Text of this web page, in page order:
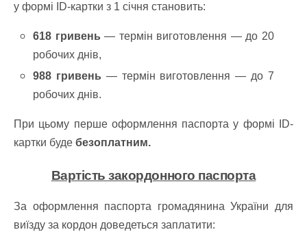
у формі ID-картки з 1 січня становить:
618 гривень — термін виготовлення — до 20
робочих днів,
988 гривень — термін виготовлення — до 7
робочих днів.
При цьому перше оформлення паспорта у формі ID-
картки буде безоплатним.
Вартість закордонного паспорта
За оформлення паспорта громадянина України для
виїзду за кордон доведеться заплатити: